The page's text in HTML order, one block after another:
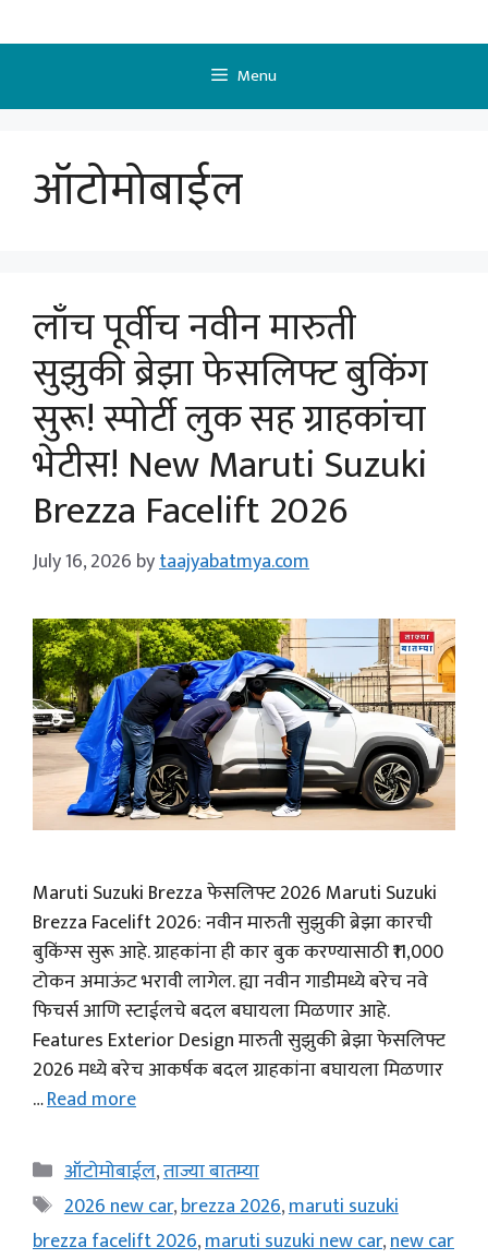
to
Menu
ऑटोमोबाईल
लाँच पूर्वीच नवीन मारुती
सुझुकी ब्रेझा फेसलिफ्ट बुकिंग
सुरू! स्पोर्टी लुक सह ग्राहकांचा
भेटीस! New Maruti Suzuki
Brezza Facelift 2026
July 16, 2026 bytaajyabatmya.com
Maruti Suzuki Brezza फेसलिफ्ट 2026 Maruti Suzuki
Brezza Facelift 2026: नवीन मारुती सुझुकी ब्रेझा कारची
बुकिंग्स सुरू आहे. ग्राहकांना ही कार बुक करण्यासाठी ₹11,000
टोकन अमाऊंट भरावी लागेल. ह्या नवीन गाडीमध्ये बरेच नवे
फिचर्स आणि स्टाईलचे बदल बघायला मिळणार आहे.
Features Exterior Design मारुती सुझुकी ब्रेझा फेसलिफ्ट
2026 मध्ये बरेच आकर्षक बदल ग्राहकांना बघायला मिळणार
…Read more
Categories
ऑटोमोबाईल,ताज्या बातम्या
Tags
2026 new car,brezza 2026,maruti suzuki
brezza facelift 2026,maruti suzuki new car,new car